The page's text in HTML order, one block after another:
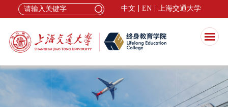
中文 EN 上海交通大学